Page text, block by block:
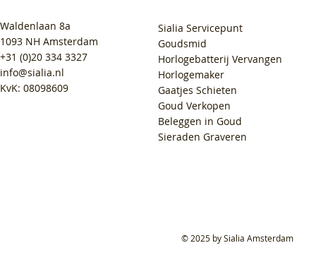
Waldenlaan 8a
1093 NH Amsterdam
+31 (0)20 334 3327
info@sialia.nl
KvK: 08098609
Sialia Servicepunt
Goudsmid
Horlogebatterij Vervangen
Horlogemaker
Gaatjes Schieten
Goud Verkopen
Beleggen in Goud
Sieraden Graveren
© 2025 by Sialia Amsterdam